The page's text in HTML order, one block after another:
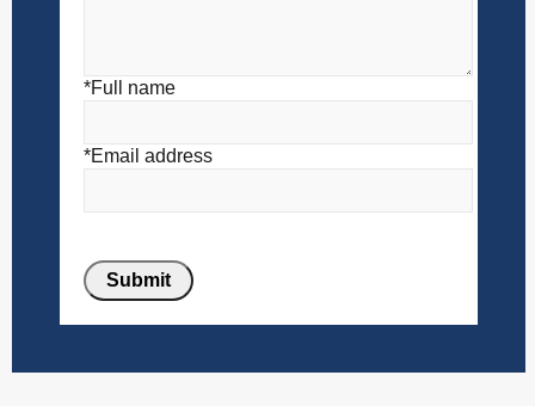
*Full name
*Email address